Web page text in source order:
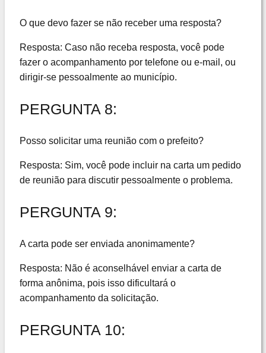
O que devo fazer se não receber uma resposta?
Resposta: Caso não receba resposta, você pode
fazer o acompanhamento por telefone ou e-mail, ou
dirigir-se pessoalmente ao município.
PERGUNTA 8:
Posso solicitar uma reunião com o prefeito?
Resposta: Sim, você pode incluir na carta um pedido
de reunião para discutir pessoalmente o problema.
PERGUNTA 9:
A carta pode ser enviada anonimamente?
Resposta: Não é aconselhável enviar a carta de
forma anônima, pois isso dificultará o
acompanhamento da solicitação.
PERGUNTA 10: